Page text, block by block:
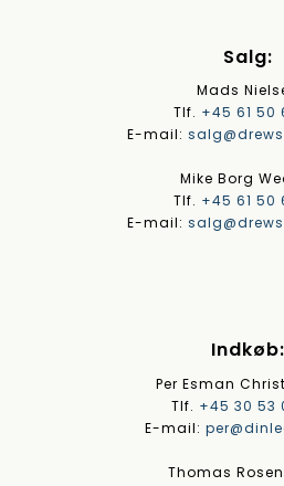
Salg:
Mads
Tlf. +45 61 50
E-mail:
Mike Borg
Tlf. +45 61 50
E-mail:
Indkøb:
Per Esman
Tlf. +45 30 53
E-mail:
Thomas